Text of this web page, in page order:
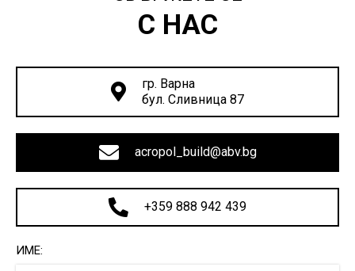
С НАС
гр. Варна
бул. Сливница 87
acropol_build@abv.bg
+359 888 942 439
ИМЕ: